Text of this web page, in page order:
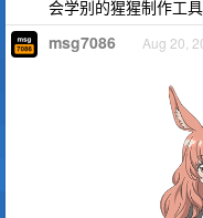
会学别的猩猩制作工
msg7086 Aug 20,